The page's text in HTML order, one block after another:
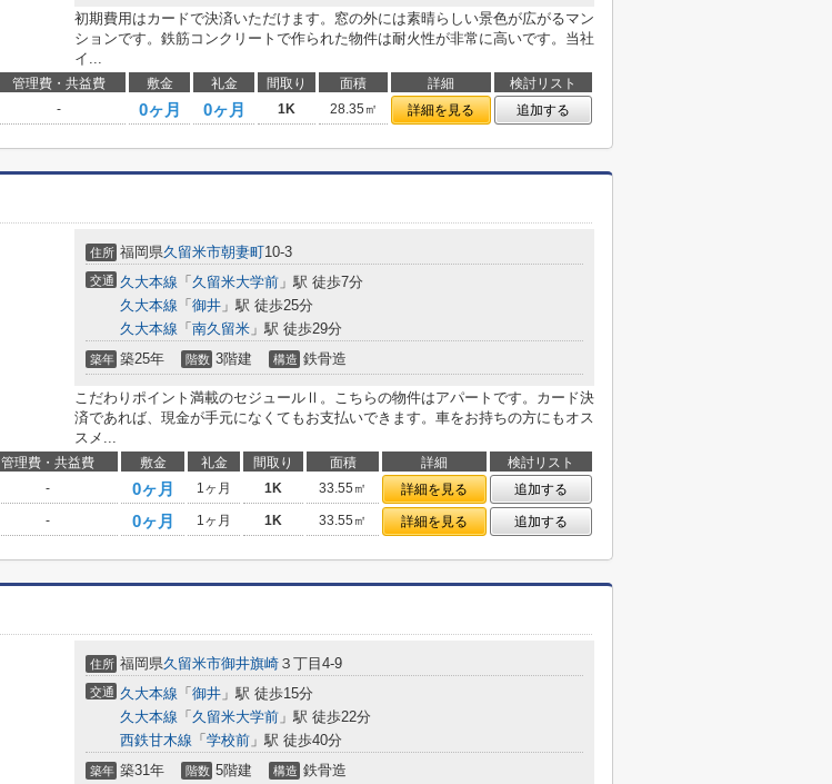
初期費用はカードで決済いただけます。窓の外には素晴らしい景色が広がるマン
ションです。鉄筋コンクリートで作られた物件は耐火性が非常に高いです。当社
イ...
管理費・共益費 敷金 礼金 間取り 面積 詳細
検討リスト
- 0ヶ月 0ヶ月 1K 28.35㎡ 詳細を見る 追加する
住所 福岡県久留米市朝妻町10-3
交通 久大本線 「 久留米大学前 」駅 徒歩7分
久大本線 「 御井 」駅 徒歩25分
久大本線 「 南久留米 」駅 徒歩29分
築年 築25年 階数 3階建 構造 鉄骨造
こだわりポイント満載のセジュールⅡ。こちらの物件はアパートです。カード決
済であれば、現金が手元になくてもお支払いできます。車をお持ちの方にもオス
スメ...
管理費・共益費 敷金 礼金 間取り 面積 詳細
検討リスト
- 0ヶ月 1ヶ月 1K 33.55㎡ 詳細を見る
追加する
- 0ヶ月 1ヶ月 1K 33.55㎡ 詳細を見る 追加する
住所 福岡県久留米市御井旗崎 ３丁目4-9
交通 久大本線 「 御井 」駅 徒歩15分
久大本線 「 久留米大学前 」駅 徒歩22分
西鉄甘木線 「 学校前 」駅 徒歩40分
築年 築31年 階数 5階建 構造 鉄骨造